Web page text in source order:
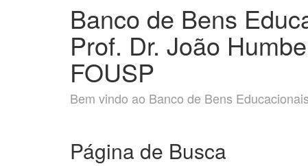
Banco de Bens
Prof. Dr. João
FOUSP
Bem vindo ao Banco de Bens
Página de Busca